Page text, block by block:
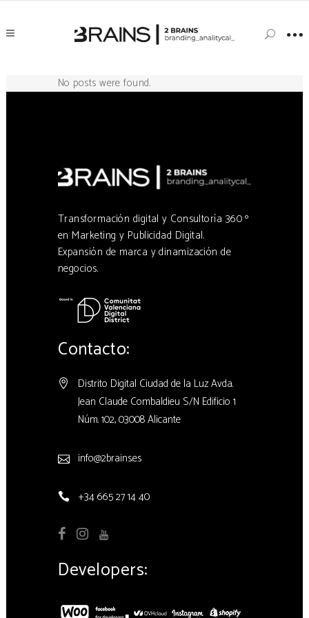
No posts were found.
Transformación digital y Consultoría 360 º
en Marketing y Publicidad Digital.
Expansión de marca y dinamización de
negocios.
Contacto:
Distrito Digital Ciudad de la Luz Avda.
Jean Claude Combaldieu S/N Edificio 1
Núm. 102, 03008 Alicante
info@2brains.es
+34 665 27 14 40
Developers: